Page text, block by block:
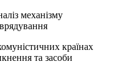
механізму
країнах
та засоби